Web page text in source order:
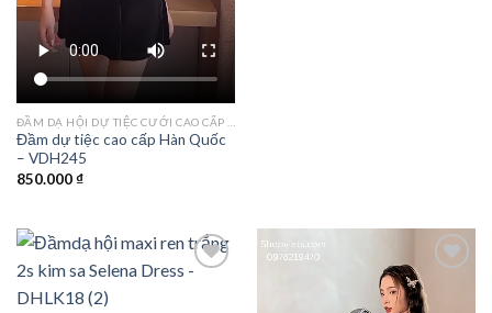
Đầm dự tiệc cao cấp Hàn Quốc
– VDH245
850.000₫